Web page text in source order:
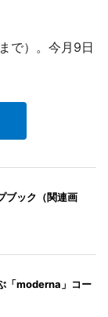
で）。今月9日
ブック（関連画
「moderna」コー